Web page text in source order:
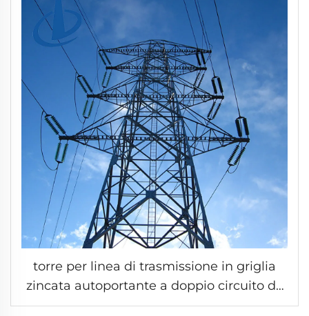
torre per linea di trasmissione in griglia
zincata autoportante a doppio circuito da
132 kV, torre elettrica in profilati ad angolo,